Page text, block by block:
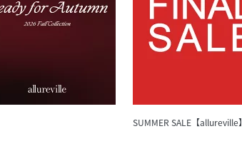
SUMMER SALE【allureville】